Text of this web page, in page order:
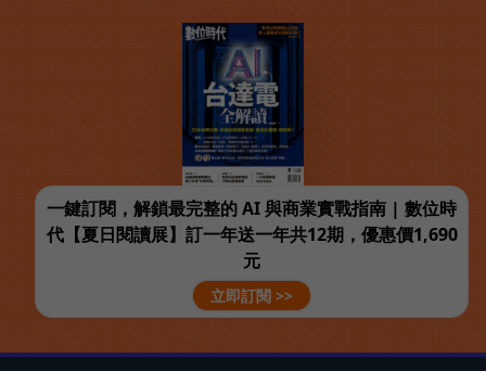
一鍵訂閱，解鎖最完整的 AI 與商業實戰指南 | 數位時
代【夏日閱讀展】訂一年送一年共12期，優惠價1,690
元
立即訂閱 >>